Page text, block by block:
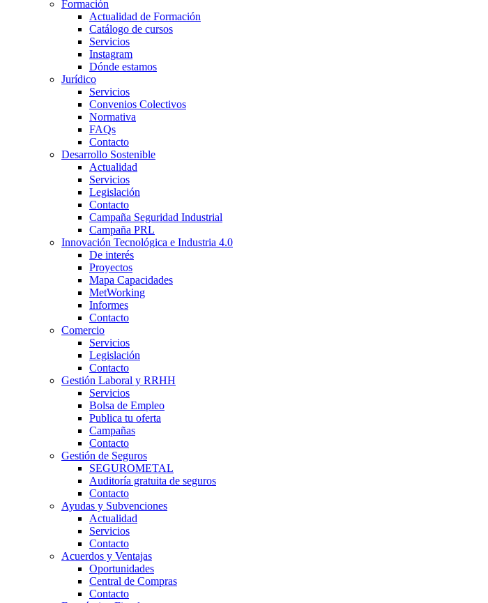
Formación
Actualidad de Formación
Catálogo de cursos
Servicios
Instagram
Dónde estamos
Jurídico
Servicios
Convenios Colectivos
Normativa
FAQs
Contacto
Desarrollo Sostenible
Actualidad
Servicios
Legislación
Contacto
Campaña Seguridad Industrial
Campaña PRL
Innovación Tecnológica e Industria 4.0
De interés
Proyectos
Mapa Capacidades
MetWorking
Informes
Contacto
Comercio
Servicios
Legislación
Contacto
Gestión Laboral y RRHH
Servicios
Bolsa de Empleo
Publica tu oferta
Campañas
Contacto
Gestión de Seguros
SEGUROMETAL
Auditoría gratuita de seguros
Contacto
Ayudas y Subvenciones
Actualidad
Servicios
Contacto
Acuerdos y Ventajas
Oportunidades
Central de Compras
Contacto